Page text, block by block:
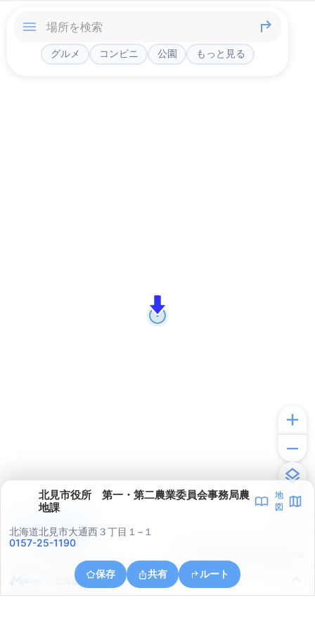
グルメ コンビニ 公園 もっと見る
北見市役所 第一・第二農業委員会事務局農
地課
地
図
北海道北見市大通西３丁目１−１
0157-25-1190
保存 共有 ルート
北海道北見市川東
アプリで見る